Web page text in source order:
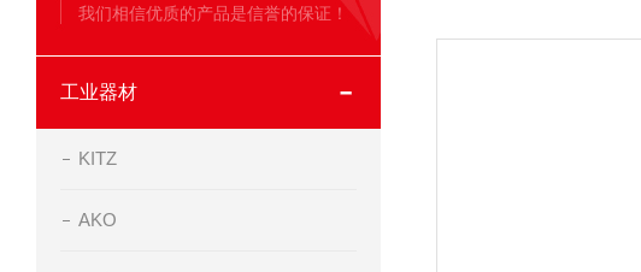
我们相信优质的产品是信誉的保证！
工业器材
KITZ
AKO